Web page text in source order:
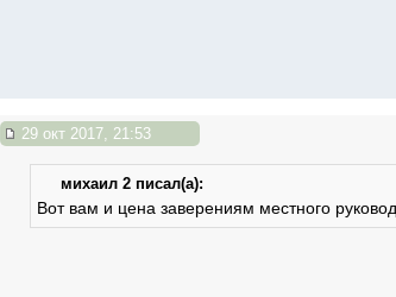
29 окт 2017, 21:53
михаил 2 писал(а):
Вот вам и цена заверениям местного